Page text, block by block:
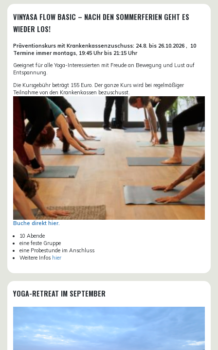
VINYASA FLOW BASIC – NACH DEN SOMMERFERIEN GEHT ES
WIEDER LOS!
Präventionskurs mit Krankenkassenzuschuss: 24.8. bis 26.10.2026 , 10
Termine immer montags, 19:45 Uhr bis 21:15 Uhr
Geeignet für alle Yoga-Interessierten mit Freude an Bewegung und Lust auf
Entspannung.
Die Kursgebühr beträgt 155 Euro. Der ganze Kurs wird bei regelmäßiger
Teilnahme von den Krankenkassen bezuschusst.
Buche direkt hier.
10 Abende
eine feste Gruppe
eine Probestunde im Anschluss
Weitere Infos hier
YOGA-RETREAT IM SEPTEMBER